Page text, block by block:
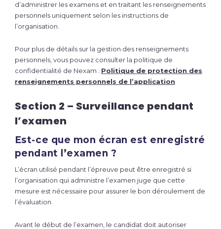
d’administrer les examens et en traitant les renseignements
personnels uniquement selon les instructions de
l’organisation.
Pour plus de détails sur la gestion des renseignements
personnels, vous pouvez consulter la politique de
confidentialité de Nexam : Politique de protection des
renseignements personnels de l’application
Section 2 – Surveillance pendant
l’examen
Est-ce que mon écran est enregistré
pendant l’examen ?
L’écran utilisé pendant l’épreuve peut être enregistré si
l’organisation qui administre l’examen juge que cette
mesure est nécessaire pour assurer le bon déroulement de
l’évaluation.
Avant le début de l’examen, le candidat doit autoriser